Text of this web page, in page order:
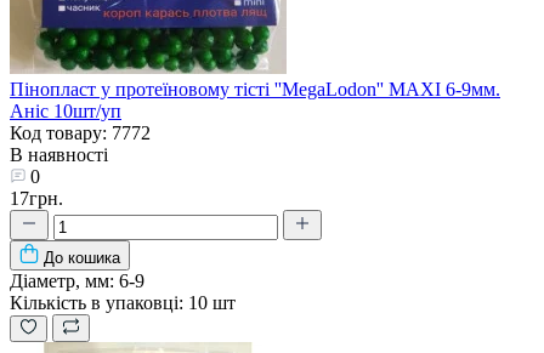
Пінопласт у протеїновому тісті ''MegaLodon'' MAXI 6-9мм.
Аніс 10шт/уп
Код товару: 7772
В наявності
0
17грн.
До кошика
Діаметр, мм: 6-9
Кількість в упаковці: 10 шт